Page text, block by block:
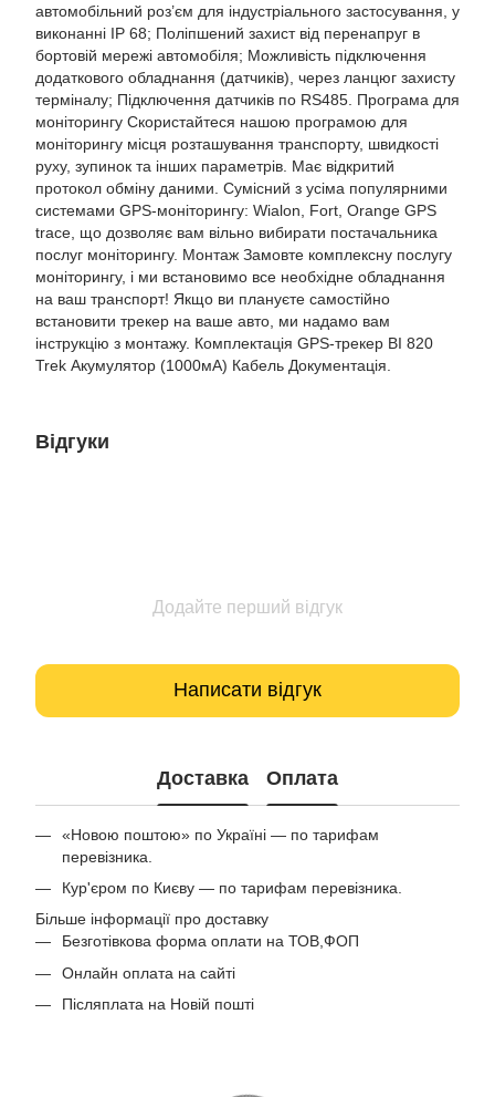
автомобільний роз’єм для індустріального застосування, у
виконанні IP 68; Поліпшений захист від перенапруг в
бортовій мережі автомобіля; Можливість підключення
додаткового обладнання (датчиків), через ланцюг захисту
терміналу; Підключення датчиків по RS485. Програма для
моніторингу Скористайтеся нашою програмою для
моніторингу місця розташування транспорту, швидкості
руху, зупинок та інших параметрів. Має відкритий
протокол обміну даними. Сумісний з усіма популярними
системами GPS-моніторингу: Wialon, Fort, Orange GPS
trace, що дозволяє вам вільно вибирати постачальника
послуг моніторингу. Монтаж Замовте комплексну послугу
моніторингу, і ми встановимо все необхідне обладнання
на ваш транспорт! Якщо ви плануєте самостійно
встановити трекер на ваше авто, ми надамо вам
інструкцію з монтажу. Комплектація GPS-трекер BI 820
Trek Акумулятор (1000мА) Кабель Документація.
Відгуки
Додайте перший відгук
Написати відгук
Доставка Оплата
«Новою поштою» по Україні — по тарифам
перевізника.
Кур'єром по Києву — по тарифам перевізника.
Більше інформації про доставку
Безготівкова форма оплати на ТОВ,ФОП
Онлайн оплата на сайті
Післяплата на Новій пошті